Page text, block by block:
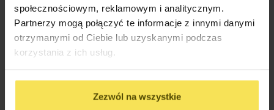
społecznościowym, reklamowym i analitycznym.
Partnerzy mogą połączyć te informacje z innymi danymi
otrzymanymi od Ciebie lub uzyskanymi podczas
korzystania z ich usług.
Zezwól na wszystkie
świerkowe / sosnowe
Konstrukcja dachu: Kantówka 38×89 mm
Wysokość w